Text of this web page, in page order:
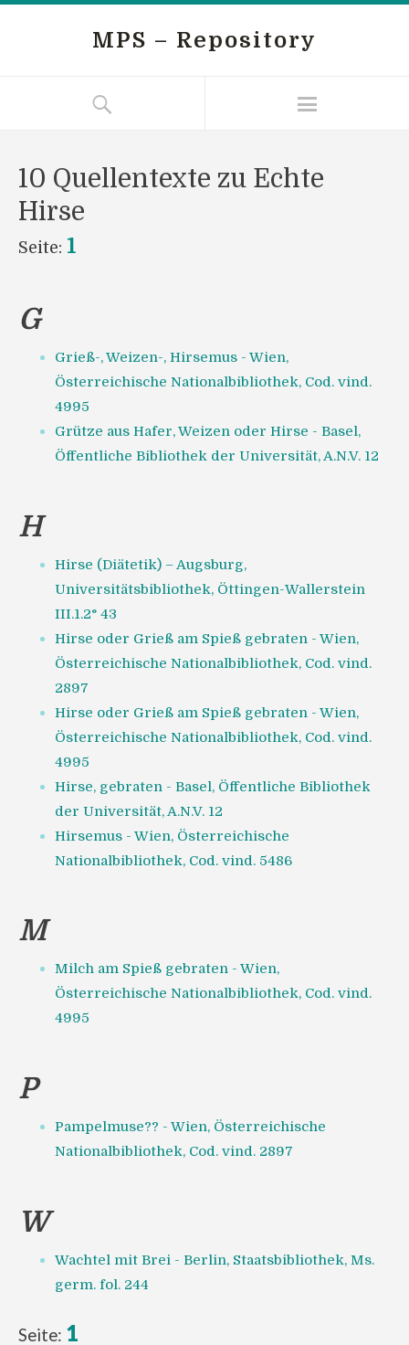
MPS – Repository
10 Quellentexte zu Echte
Hirse
Seite: 1
G
Grieß-, Weizen-, Hirsemus - Wien,
Österreichische Nationalbibliothek, Cod. vind.
4995
Grütze aus Hafer, Weizen oder Hirse - Basel,
Öffentliche Bibliothek der Universität, A.N.V. 12
H
Hirse (Diätetik) – Augsburg,
Universitätsbibliothek, Öttingen-Wallerstein
III.1.2° 43
Hirse oder Grieß am Spieß gebraten - Wien,
Österreichische Nationalbibliothek, Cod. vind.
2897
Hirse oder Grieß am Spieß gebraten - Wien,
Österreichische Nationalbibliothek, Cod. vind.
4995
Hirse, gebraten - Basel, Öffentliche Bibliothek
der Universität, A.N.V. 12
Hirsemus - Wien, Österreichische
Nationalbibliothek, Cod. vind. 5486
M
Milch am Spieß gebraten - Wien,
Österreichische Nationalbibliothek, Cod. vind.
4995
P
Pampelmuse?? - Wien, Österreichische
Nationalbibliothek, Cod. vind. 2897
W
Wachtel mit Brei - Berlin, Staatsbibliothek, Ms.
germ. fol. 244
Seite: 1